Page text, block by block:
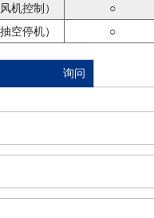
机控制）
○
空停机）
○
询问